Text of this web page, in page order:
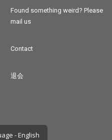
Found something weird? Please
mail us
Contact
退会
- English